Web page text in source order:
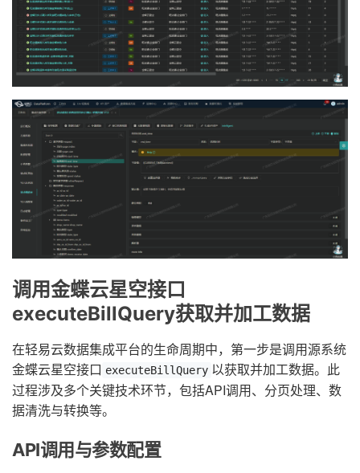
调用金蝶云星空接口
executeBillQuery获取并加工数据
在轻易云数据集成平台的生命周期中，第一步是调用源系统
金蝶云星空接口 executeBillQuery 以获取并加工数据。此
过程涉及多个关键技术环节，包括API调用、分页处理、数
据清洗与转换等。
API调用与参数配置